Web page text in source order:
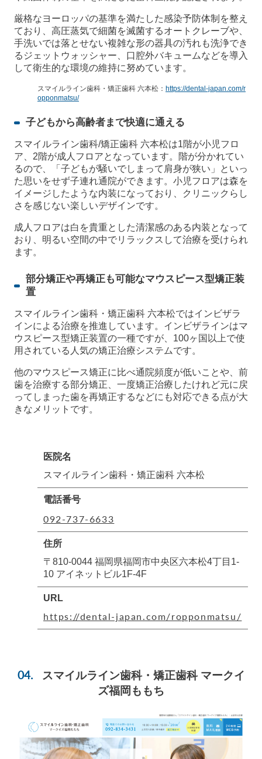
厳格なヨーロッパの基準を満たした感染予防体制を整え
ており、高圧蒸気で細菌を滅菌するオートクレーブや、
手洗いでは落とせない複雑な形の器具の汚れも洗浄でき
るジェットウォッシャー、口腔外バキュームなどを導入
して衛生的な環境の維持に努めています。
スマイルライン歯科・矯正歯科 六本松： https://dental-japan.com/r
opponmatsu/
子どもから高齢者まで快適に通える
スマイルライン歯科/矯正歯科 六本松は1階が小児フロ
ア、2階が成人フロアとなっています。階が分かれてい
るので、「子どもが騒いでしまって肩身が狭い」といっ
た思いをせず子連れ通院ができます。小児フロアは森を
イメージしたような内装になっており、クリニックらし
さを感じない楽しいデザインです。
成人フロアは白を貴重とした清潔感のある内装となって
おり、明るい空間の中でリラックスして治療を受けられ
ます。
部分矯正や再矯正も可能なマウスピース型矯正装
置
スマイルライン歯科・矯正歯科 六本松ではインビザラ
インによる治療を推進しています。インビザラインはマ
ウスピース型矯正装置の一種ですが、100ヶ国以上で使
用されている人気の矯正治療システムです。
他のマウスピース矯正に比べ通院頻度が低いことや、前
歯を治療する部分矯正、一度矯正治療したけれど元に戻
ってしまった歯を再矯正するなどにも対応できる点が大
きなメリットです。
医院名
スマイルライン歯科・矯正歯科 六本松
電話番号
092-737-6633
住所
〒810-0044 福岡県福岡市中央区六本松4丁目1-
10 アイネットビル1F-4F
URL
https://dental-japan.com/ropponmatsu/
スマイルライン歯科・矯正歯科 マークイ
ズ福岡ももち